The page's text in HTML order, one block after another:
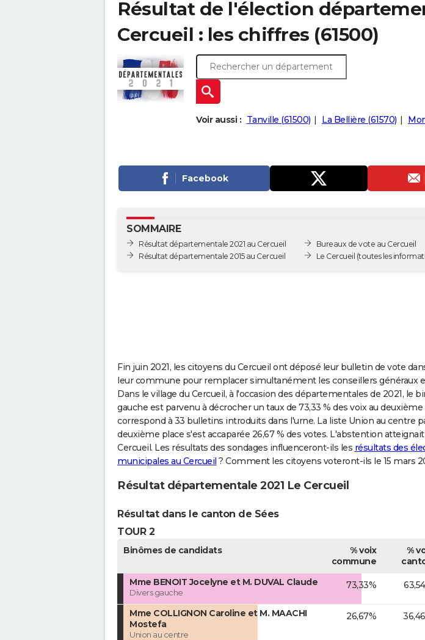
Résultat de l'élection
Cercueil : les chiffres (61500)
Voir aussi : Tanville (61500) La Bellière (61570)
Facebook
SOMMAIRE
Résultat départementale 2021 au Cercueil
Résultat départementale 2015 au Cercueil
Bureaux de vote au Cercueil
Le Cercueil (toutes les
Fin juin 2021, les citoyens du Cercueil ont déposé leur bulletin de vote
leur commune pour remplacer simultanément les conseillers généraux
Dans le village du Cercueil, à l'occasion des départementales de 2021, le
gauche est parvenu à décrocher un taux de 73,33 % des voix au deuxième
correspond à 33 bulletins introduits dans l'urne. La liste Union au centre
deuxième place s'est accaparée 26,67 % des votes. L'abstention atteignait
Cercueil. Les résultats des sondages influenceront-ils les résultats des
municipales au Cercueil ? Comment les citoyens voteront-ils le 15 mars
Résultat départementale 2021 Le Cercueil
Résultat dans le canton de Sées
TOUR 2
Binômes de candidats
% voix
commune
%
Mme BENOIT Jocelyne et M. DUVAL Claude
Divers gauche
73,33%
Mme COLLIGNON Caroline et M. MAACHI
Mostefa
Union au centre
26,67%